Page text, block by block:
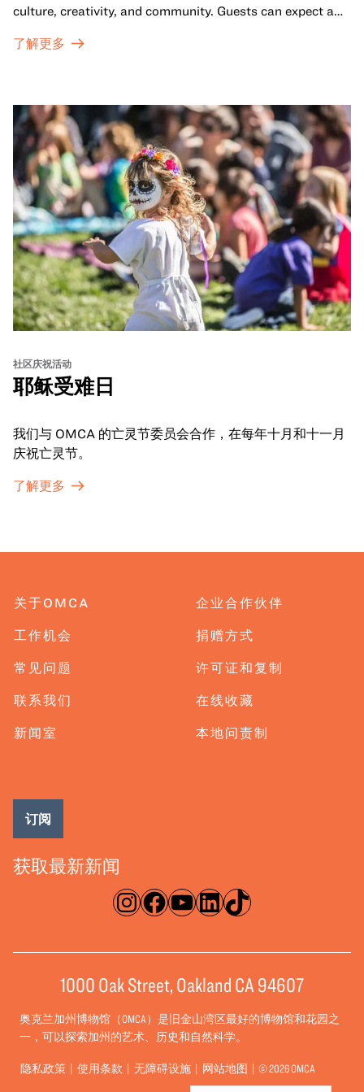
culture, creativity, and community. Guests can expect a
sets from boundary-pushing artists, delicious offerings
move, make, and connect in celebration of Black culture.
了解更多
社区庆祝活动
耶稣受难日
我们与 OMCA 的亡灵节委员会合作，在每年十月和十一月
庆祝亡灵节。
了解更多
关于OMCA
工作机会
常见问题
联系我们
新闻室
企业合作伙伴
捐赠方式
许可证和复制
在线收藏
本地问责制
淘宝网脸书录像带ǞǞǞTikTok
获取最新新闻
订阅
1000 Oak Street, Oakland CA 94607
奥克兰加州博物馆（OMCA）是旧金山湾区最好的博物馆和花园之
一，可以探索加州的艺术、历史和自然科学。
隐私政策 使用条款 无障碍设施 网站地图 © 2026 OMCA